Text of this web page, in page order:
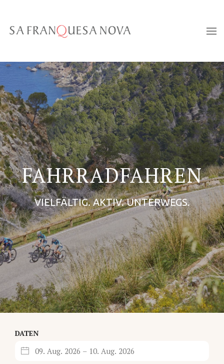
FAHRRADFAHREN
VIELFÄLTIG. AKTIV. UNTERWEGS.
DATEN